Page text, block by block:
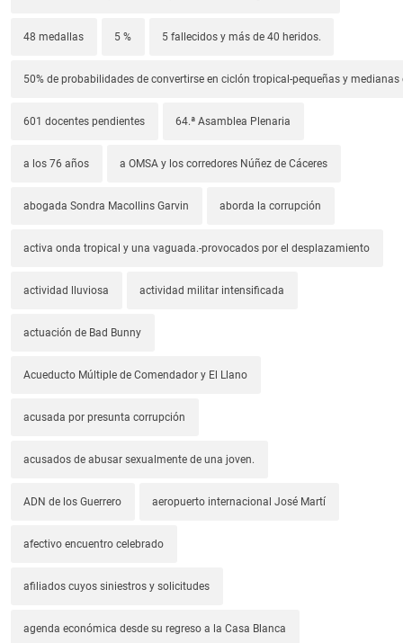
48 medallas 5 % 5 fallecidos y más de 40 heridos.
50% de probabilidades de convertirse en ciclón tropical-pequeñas y
601 docentes pendientes 64.ª Asamblea Plenaria
a los 76 años a OMSA y los corredores Núñez de Cáceres
abogada Sondra Macollins Garvin aborda la corrupción
activa onda tropical y una vaguada.-provocados por el desplazamiento
actividad lluviosa actividad militar intensificada
actuación de Bad Bunny
Acueducto Múltiple de Comendador y El Llano
acusada por presunta corrupción
acusados de abusar sexualmente de una joven.
ADN de los Guerrero aeropuerto internacional José Martí
afectivo encuentro celebrado
afiliados cuyos siniestros y solicitudes
agenda económica desde su regreso a la Casa Blanca